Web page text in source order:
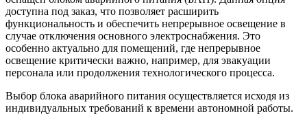
доступна под заказ, что позволяет расширить
функциональность и обеспечить непрерывное освещение в
случае отключения основного электроснабжения. Это
особенно актуально для помещений, где непрерывное
освещение критически важно, например, для эвакуации
персонала или продолжения технологического процесса.
Выбор блока аварийного питания осуществляется исходя из
индивидуальных требований к времени автономной работы.